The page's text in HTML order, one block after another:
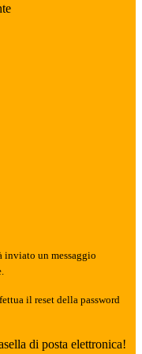
inviato un messaggio
il reset della password
di posta elettronica!